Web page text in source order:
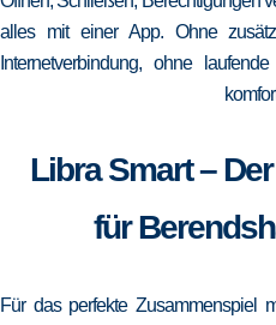
alles mit einer App. Ohne
Internetverbindung, ohne
Libra Smart –
für
Für das perfekte Zusammenspiel